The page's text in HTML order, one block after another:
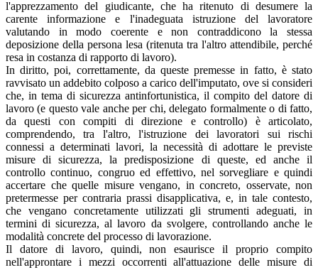
l'apprezzamento del giudicante, che ha ritenuto di desumere la
carente informazione e l'inadeguata istruzione del lavoratore
valutando in modo coerente e non contraddicono la stessa
deposizione della persona lesa (ritenuta tra l'altro attendibile, perché
resa in costanza di rapporto di lavoro).
In diritto, poi, correttamente, da queste premesse in fatto, è stato
ravvisato un addebito colposo a carico dell'imputato, ove si consideri
che, in tema di sicurezza antinfortunistica, il compito del datore di
lavoro (e questo vale anche per chi, delegato formalmente o di fatto,
da questi con compiti di direzione e controllo) è articolato,
comprendendo, tra l'altro, l'istruzione dei lavoratori sui rischi
connessi a determinati lavori, la necessità di adottare le previste
misure di sicurezza, la predisposizione di queste, ed anche il
controllo continuo, congruo ed effettivo, nel sorvegliare e quindi
accertare che quelle misure vengano, in concreto, osservate, non
pretermesse per contraria prassi disapplicativa, e, in tale contesto,
che vengano concretamente utilizzati gli strumenti adeguati, in
termini di sicurezza, al lavoro da svolgere, controllando anche le
modalità concrete del processo di lavorazione.
Il datore di lavoro, quindi, non esaurisce il proprio compito
nell'approntare i mezzi occorrenti all'attuazione delle misure di